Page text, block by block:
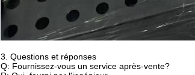
3. Questions et réponses
Q: Fournissez-vous un service après-vente?